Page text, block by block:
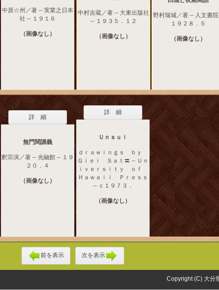
中原☆州／著 -- 実業之日本
社 -- １９１６
（画像なし）
中村吉蔵／著 -- 大東出版社
-- １９３５．１２
（画像なし）
野村瑞城／著 -- 人文書
１９２８．５
（画像なし）
詳 細
無門関講義
釈宗演／著 -- 光融館 -- １９
２０．４
（画像なし）
詳 細
Ｕｎｓｕｉ
ｄｒａｗｉｎｇｓ ｂｙ
Ｇｉｅｉ Ｓａｔ〓 -- Ｕｎ
ｉｖｅｒｓｉｔｙ ｏｆ
Ｈａｗａｉｉ Ｐｒｅｓｓ
-- ｃ１９７３．
（画像なし）
前を表示 次を表示
Copyright (C) 大分